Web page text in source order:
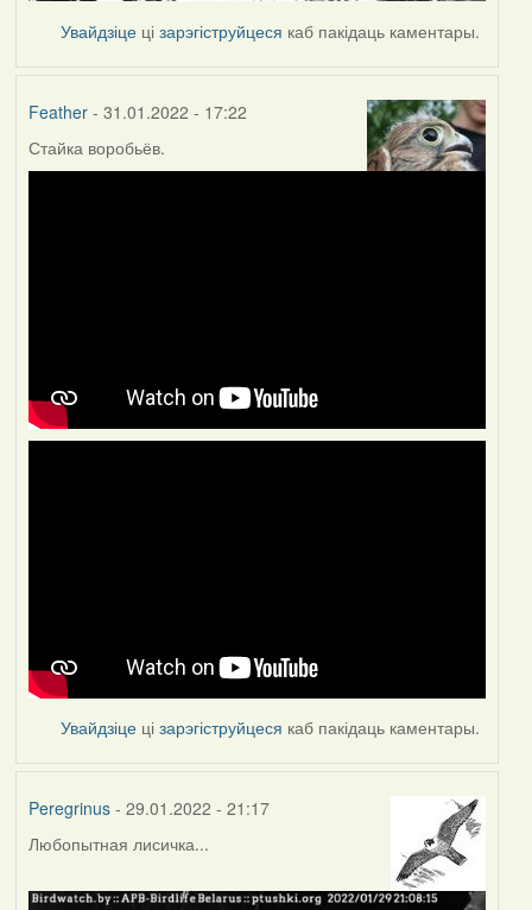
Увайдзіце цізарэгіструйцеся каб пакідаць каментары.
Feather- 31.01.2022 - 17:22
Стайка воробьёв.
Увайдзіце цізарэгіструйцеся каб пакідаць каментары.
Peregrinus- 29.01.2022 - 21:17
Любопытная лисичка...